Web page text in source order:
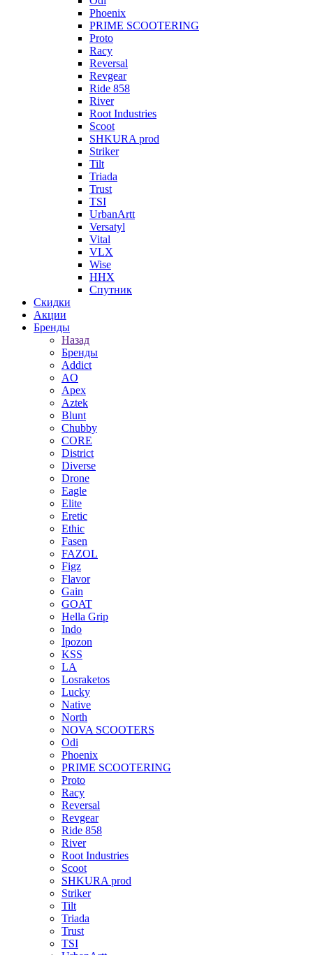
Phoenix
PRIME SCOOTERING
Proto
Racy
Reversal
Revgear
Ride 858
River
Root Industries
Scoot
SHKURA рrоd
Striker
Tilt
Triada
Trust
TSI
UrbanArtt
Versatyl
Vital
VLX
Wise
ННХ
Спутник
Скидки
Акции
Бренды
Назад
Бренды
Addict
AO
Apex
Aztek
Blunt
Chubby
CORE
District
Diverse
Drone
Eagle
Elite
Eretic
Ethic
Fasen
FAZOL
Figz
Flavor
Gain
GOAT
Hella Grip
Indo
Ipozon
KSS
LA
Losraketos
Lucky
Native
North
NOVA SCOOTERS
Odi
Phoenix
PRIME SCOOTERING
Proto
Racy
Reversal
Revgear
Ride 858
River
Root Industries
Scoot
SHKURA рrоd
Striker
Tilt
Triada
Trust
TSI